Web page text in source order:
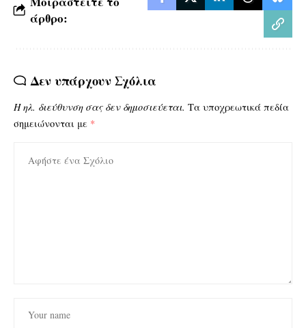
άρθρο:
Δεν υπάρχουν Σχόλια
Η ηλ. διεύθυνση σας δεν δημοσιεύεται. Τα υποχρεωτικά πεδία
σημειώνονται με *